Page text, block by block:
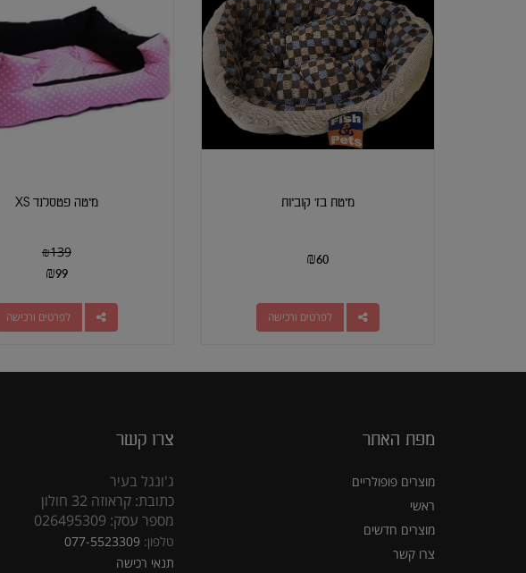
מיטת בז' קוביות
₪60
לפרטים ורכישה
מיטה פטסלנד XS
₪139
₪99
לפרטים ורכישה
מפת האתר
מוצרים פופולריים
ראשי
מוצרים חדשים
צרו קשר
צרו קשר
ג'ונגל בעיר
כתובת: קראוזה 32 חולון
מספר עסק: 026495309
טלפון: 077-5523309
תנאי רכישה